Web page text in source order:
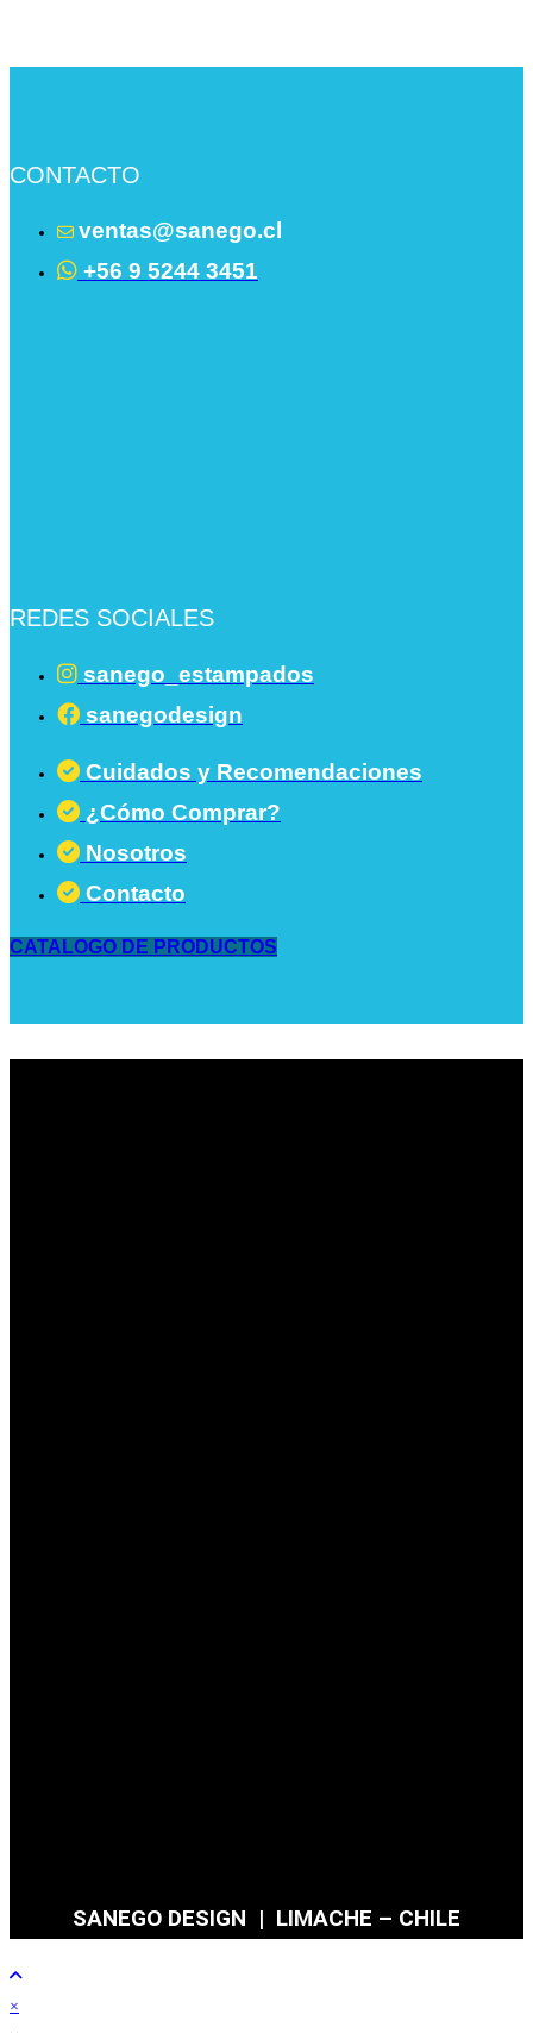
CONTACTO
ventas@sanego.cl
+56 9 5244 3451
REDES SOCIALES
sanego_estampados
sanegodesign
Cuidados y Recomendaciones
¿Cómo Comprar?
Nosotros
Contacto
CATALOGO DE PRODUCTOS
SANEGO DESIGN | LIMACHE – CHILE
×